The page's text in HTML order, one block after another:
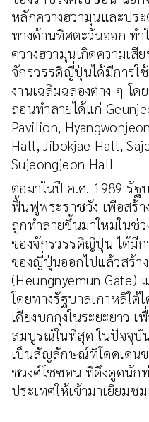
หลักควางฮวามุนและปร
ทางด้านทิศตะวันออก ทำ
ควางฮวามุนเกิดความเ
จักรวรรดิญี่ปุ่นได้มีการใ
งานเฉลิมฉลองต่าง ๆ โ
ถอนทำลายได้แก่
Pavilion,
Hall, Jibokjae Hall,
Sujeongjeon Hall
ต่อมาในปี ค.ศ. 1989 รัฐ
ฟื้นฟูพระราชวัง เพื่อสร้า
ถูกทำลายขึ้นมาใหม่ในช่
ของจักรวรรดิญี่ปุ่น ได้มี
ของญี่ปุ่นออกไปแล้วสร้า
(Heungnyemun Gate)
โดยทางรัฐบาลเกาหลีใ
เคียงบกกุงในระยะยาว
สมบูรณ์ในที่สุด ในปัจจุบั
เป็นสัญลักษณ์ที่โดดเด่นข
ชวงศ์โชซอน ที่ดึงดูดนักท่
ประเทศให้เข้ามาเยี่ยม